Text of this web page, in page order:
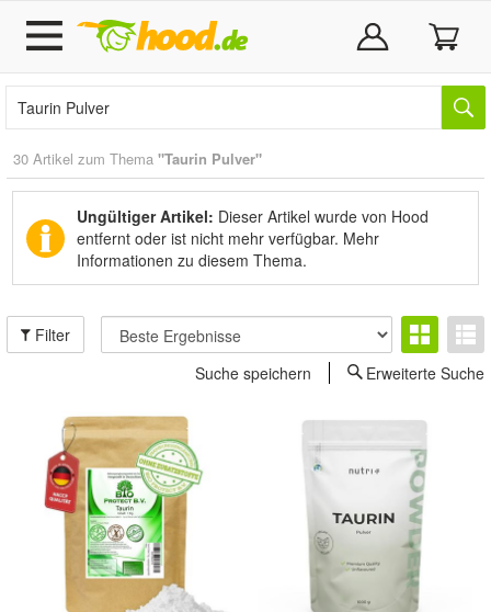
30 Artikel zum Thema "Taurin Pulver"
Ungültiger Artikel: Dieser Artikel wurde von Hood
entfernt oder ist nicht mehr verfügbar. Mehr
Informationen zu diesem Thema.
Filter
Suche speichern
Erweiterte Suche